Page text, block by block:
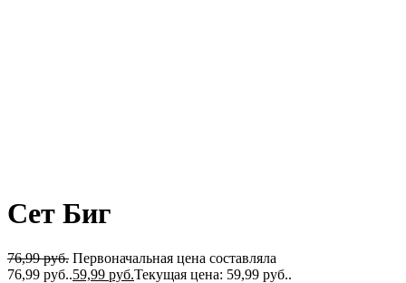
Сет Биг
76,99руб. Первоначальная цена составляла
76,99 руб..59,99 руб.Текущая цена: 59,99 руб..